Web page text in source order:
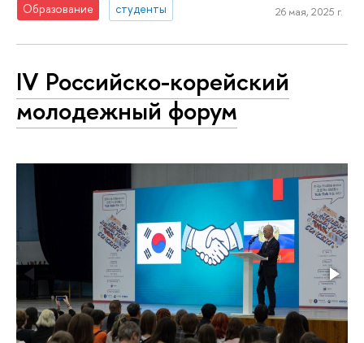
Образование студенты 26 мая, 2025 г.
IV Российско-корейский
молодежный форум